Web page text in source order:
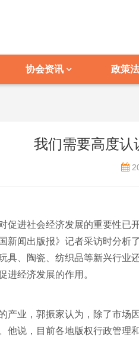
协会资讯 政策
我们需要高度认
进社会经济发展的重要性已
新闻出版报》记者采访时分
具、陶瓷、纺织品等新兴行
进经济发展的作用。
业，郭振家认为，除了市场
说，目前各地版权行政管理